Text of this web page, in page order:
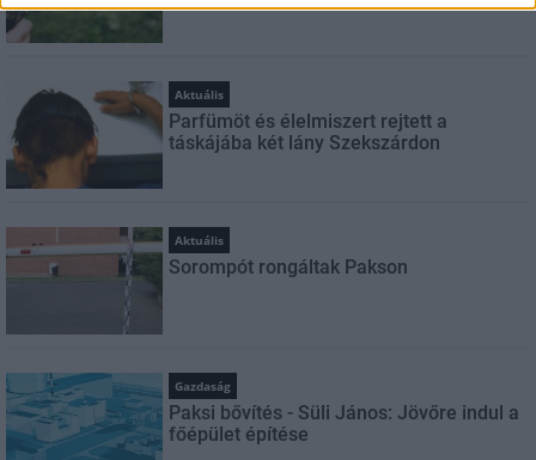
Aktuális
Parfümöt és élelmiszert rejtett a
táskájába két lány Szekszárdon
Aktuális
Sorompót rongáltak Pakson
Gazdaság
Paksi bővítés - Süli János: Jövőre indul a
főépület építése